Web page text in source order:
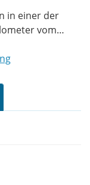
in einer der
vom
und privater